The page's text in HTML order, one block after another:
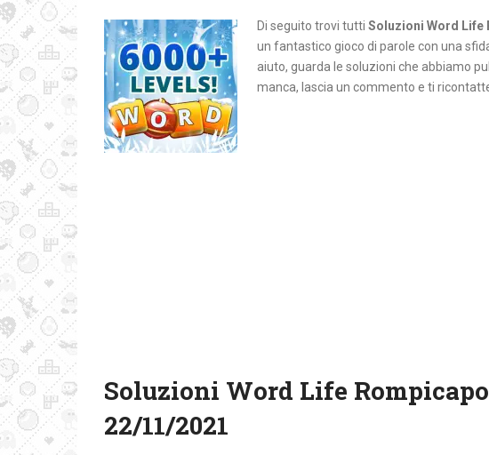
Di seguito trovi tutti Soluzioni Word Life
un fantastico gioco di parole con una
aiuto, guarda le soluzioni che abbiamo
manca, lascia un commento e ti
Soluzioni Word Life
22/11/2021